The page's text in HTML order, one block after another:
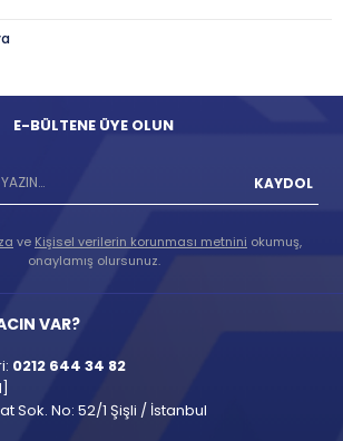
E-BÜLTENE ÜYE OLUN
KAYDOL
ve Kişisel verilerin korunması metnini okumuş,
onaylamış olursunuz.
VAR?
0212 644 34 82
Sok. No: 52/1 Şişli / İstanbul